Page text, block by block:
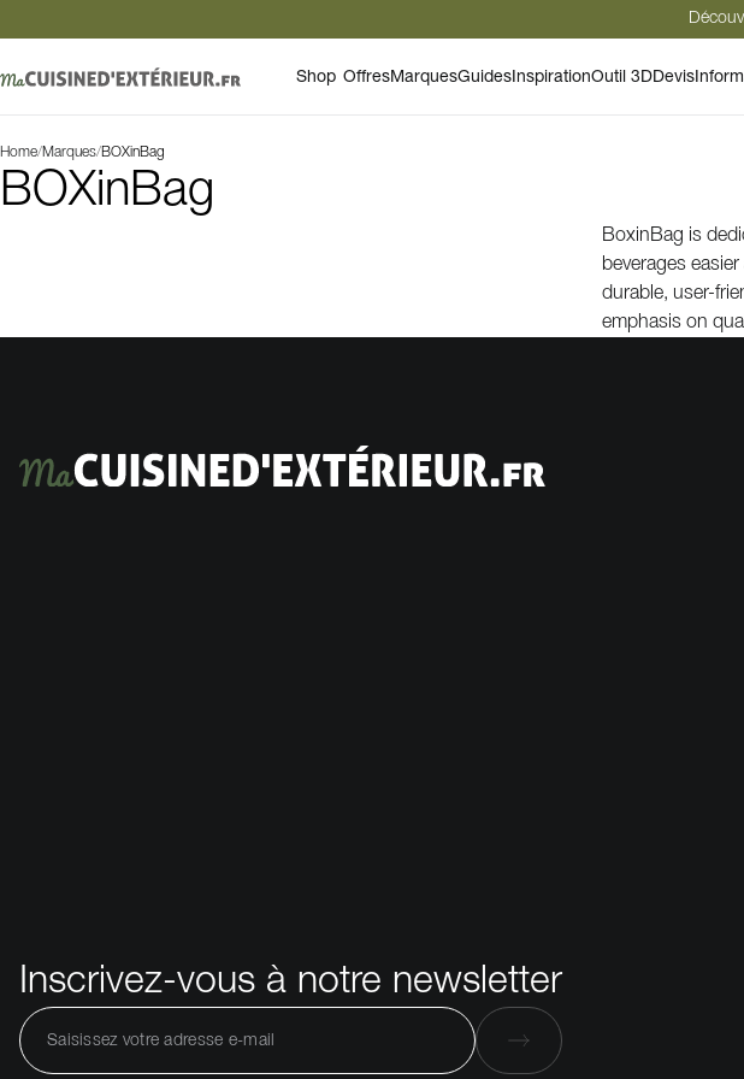
Shop OffresMarquesGuidesInspirationOutil 3DDevis
Home/Marques/BOXinBag
BOXinBag
BoxinBag is
beverages
durable, user-
emphasis on
Inscrivez-vous à notre newsletter